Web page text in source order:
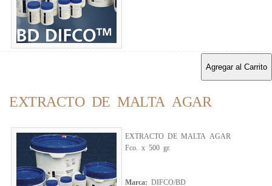
Agregar al Carrito
EXTRACTO DE MALTA AGAR
EXTRACTO DE MALTA AGAR
Fco. x 500 gr.
Marca: DIFCO/BD